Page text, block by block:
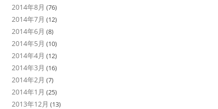
2014年8月 (76)
2014年7月 (12)
2014年6月 (8)
2014年5月 (10)
2014年4月 (12)
2014年3月 (16)
2014年2月 (7)
2014年1月 (25)
2013年12月 (13)